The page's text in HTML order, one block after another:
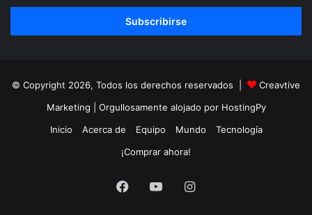
correo
© Copyright 2026, Todos los derechos reservados |
Creavtive
Marketing | Orgullosamente alojado por HostingPy
Inicio
Acerca de Equipo Mundo
Tecnología
¡Comprar ahora!
Facebook
YouTubeInstagram